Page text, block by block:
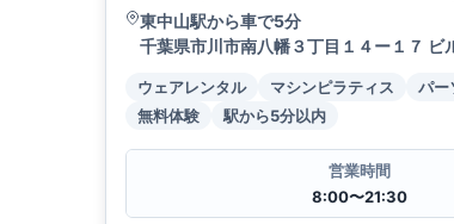
東中山駅から車で5分
千葉県市川市南八幡３丁目１４ー１７ ビ
ウェアレンタル マシンピラティス パー
無料体験
駅から5分以内
営業時間
8:00〜21:30